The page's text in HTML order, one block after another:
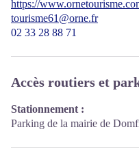
https://
tourisme61@orne.fr
02 33 28 88 71
Accès routiers et
Stationnement :
Parking de la mairie de